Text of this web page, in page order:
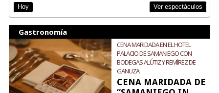
Hoy Ver espectáculos
Gastronomía
CENA MARIDADA EN EL HOTEL
PALACIO DE SAMANIEGO CON
BODEGAS ALÚTIZ Y REMÍREZ DE
GANUZA
CENA MARIDADA DE